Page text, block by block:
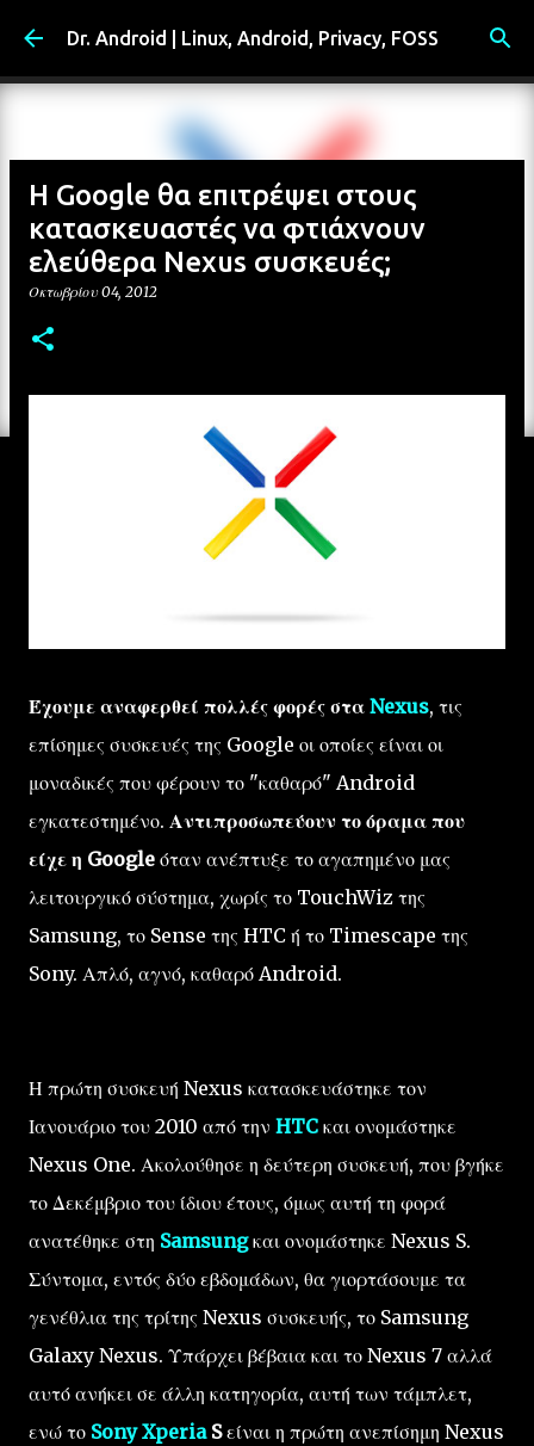
Μετάβαση στο κύριο περιεχόμενο
Dr. Android | Linux, Android, Privacy, FOSS
H Google θα επιτρέψει στους
κατασκευαστές να φτιάχνουν
ελεύθερα Nexus συσκευές;
Οκτωβρίου 04, 2012
Έχουμε αναφερθεί πολλές φορές στα Nexus, τις
επίσημες συσκευές της Google οι οποίες είναι οι
μοναδικές που φέρουν το "καθαρό" Android
εγκατεστημένο. Αντιπροσωπεύουν το όραμα που
είχε η Google όταν ανέπτυξε το αγαπημένο μας
λειτουργικό σύστημα, χωρίς το TouchWiz της
Samsung, το Sense της HTC ή το Timescape της
Sony. Απλό, αγνό, καθαρό Android.
Η πρώτη συσκευή Nexus κατασκευάστηκε τον
Ιανουάριο του 2010 από την HTC και ονομάστηκε
Nexus One. Ακολούθησε η δεύτερη συσκευή, που βγήκε
το Δεκέμβριο του ίδιου έτους, όμως αυτή τη φορά
ανατέθηκε στη Samsungκαι ονομάστηκε Nexus S.
Σύντομα, εντός δύο εβδομάδων, θα γιορτάσουμε τα
γενέθλια της τρίτης Nexus συσκευής, το Samsung
Galaxy Nexus. Υπάρχει βέβαια και το Nexus 7 αλλά
αυτό ανήκει σε άλλη κατηγορία, αυτή των τάμπλετ,
ενώ το Sony XperiaSείναι η πρώτη ανεπίσημη Nexus